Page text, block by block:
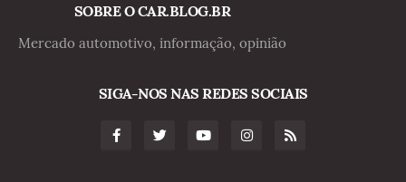
SOBRE O CAR.BLOG.BR
Mercado automotivo, informação, opinião
SIGA-NOS NAS REDES SOCIAIS